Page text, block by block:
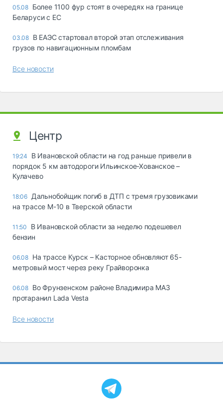
05.08 Более 1100 фур стоят в очередях на границе
Беларуси с ЕС
03.08 В ЕАЭС стартовал второй этап отслеживания
грузов по навигационным пломбам
Все новости
Центр
19:24
В Ивановской области на год раньше привели в
порядок 5 км автодороги Ильинское-Хованское –
Кулачево
18:06 Дальнобойщик погиб в ДТП с тремя грузовиками
на трассе М-10 в Тверской области
11:50
В Ивановской области за неделю подешевел
бензин
06.08 На трассе Курск – Касторное обновляют 65-
метровый мост через реку Грайворонка
06.08 Во Фрунзенском районе Владимира МАЗ
протаранил Lada Vesta
Все новости